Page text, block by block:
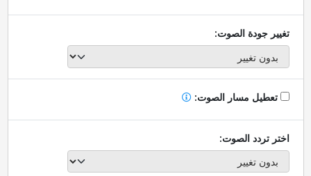
تغيير جودة الصوت:
تعطيل مسار الصوت:
اختر تردد الصوت: